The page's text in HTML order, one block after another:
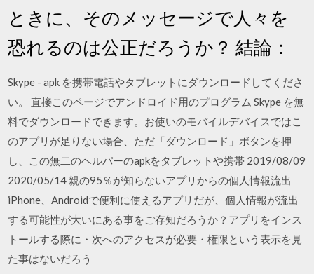
ときに、そのメッセージで人々を
恐れるのは公正だろうか？ 結論：
Skype - apk を携帯電話やタブレットにダウンロードしてくださ
い。 直接このページでアンドロイド用のプログラム Skype を無
料でダウンロードできます。お使いのモバイルデバイスではこ
のアプリが足りない場合、ただ「ダウンロード」ボタンを押
し、この無二のヘルパーのapkをタブレットや携帯 2019/08/09
2020/05/14 親の95％が知らないアプリからの個人情報流出
iPhone、Androidで便利に使えるアプリだが、個人情報が流出
する可能性が大いにある事をご存知だろうか？アプリをインス
トールする際に・次へのアクセスが必要・権限という表示を見
た事はないだろう